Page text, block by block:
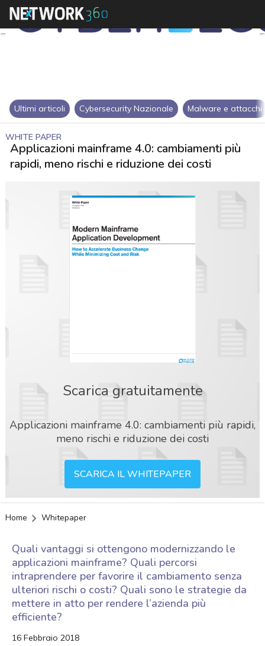
Ultimi articoli Cybersecurity Nazionale Malware e attacchi
WHITE PAPER
Applicazioni mainframe 4.0: cambiamenti più
rapidi, meno rischi e riduzione dei costi
Scarica gratuitamente
Applicazioni mainframe 4.0: cambiamenti più rapidi,
meno rischi e riduzione dei costi
SCARICA IL WHITEPAPER
Home Whitepaper
Quali vantaggi si ottengono modernizzando le
applicazioni mainframe? Quali percorsi
intraprendere per favorire il cambiamento senza
ulteriori rischi o costi? Quali sono le strategie da
mettere in atto per rendere l’azienda più
efficiente?
16 Febbraio 2018